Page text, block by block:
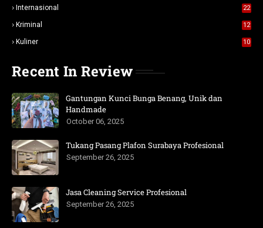
Internasional 22
Kriminal 12
Kuliner 10
Recent In Review
Gantungan Kunci Bunga Benang, Unik dan
Handmade
October 06, 2025
Tukang Pasang Plafon Surabaya Profesional
September 26, 2025
Jasa Cleaning Service Profesional
September 26, 2025